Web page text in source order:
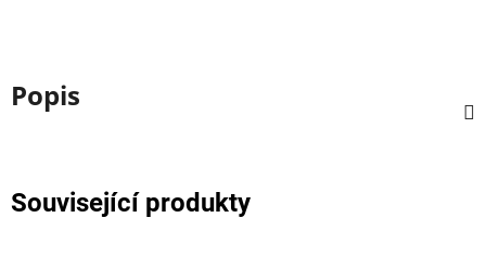
Popis
Související produkty